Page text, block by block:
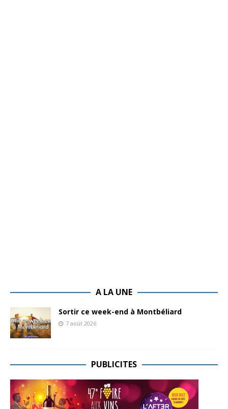
A LA UNE
Sortir ce week-end à Montbéliard
7 août 2026
PUBLICITES